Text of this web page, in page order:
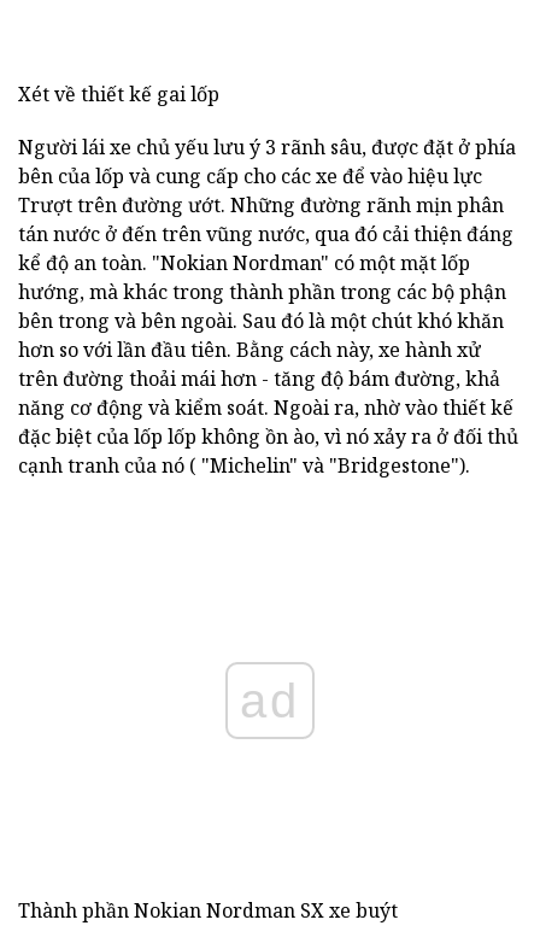
Xét về thiết kế gai lốp
Người lái xe chủ yếu lưu ý 3 rãnh sâu, được đặt ở phía
bên của lốp và cung cấp cho các xe để vào hiệu lực
Trượt trên đường ướt. Những đường rãnh mịn phân
tán nước ở đến trên vũng nước, qua đó cải thiện đáng
kể độ an toàn. "Nokian Nordman" có một mặt lốp
hướng, mà khác trong thành phần trong các bộ phận
bên trong và bên ngoài. Sau đó là một chút khó khăn
hơn so với lần đầu tiên. Bằng cách này, xe hành xử
trên đường thoải mái hơn - tăng độ bám đường, khả
năng cơ động và kiểm soát. Ngoài ra, nhờ vào thiết kế
đặc biệt của lốp lốp không ồn ào, vì nó xảy ra ở đối thủ
cạnh tranh của nó ( "Michelin" và "Bridgestone").
ad
Thành phần Nokian Nordman SX xe buýt